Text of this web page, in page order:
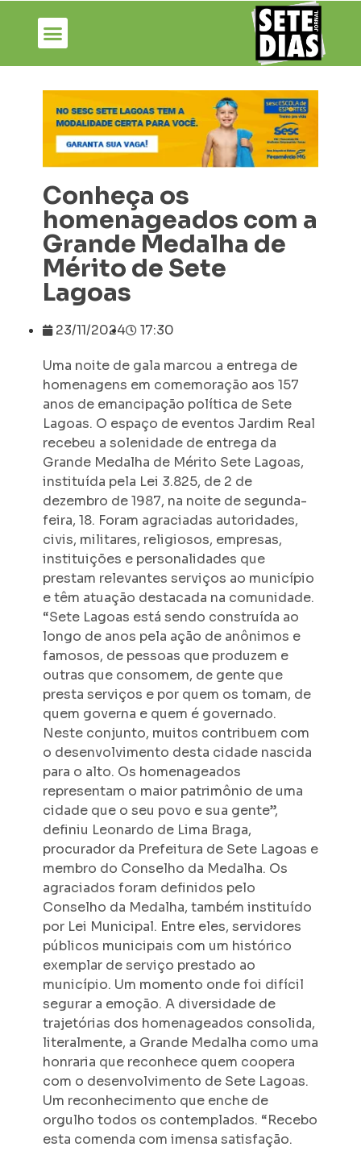
Conheça os
homenageados com a
Grande Medalha de
Mérito de Sete
Lagoas
23/11/2024 17:30
Uma noite de gala marcou a entrega de
homenagens em comemoração aos 157
anos de emancipação política de Sete
Lagoas. O espaço de eventos Jardim Real
recebeu a solenidade de entrega da
Grande Medalha de Mérito Sete Lagoas,
instituída pela Lei 3.825, de 2 de
dezembro de 1987, na noite de segunda-
feira, 18. Foram agraciadas autoridades,
civis, militares, religiosos, empresas,
instituições e personalidades que
prestam relevantes serviços ao município
e têm atuação destacada na comunidade.
“Sete Lagoas está sendo construída ao
longo de anos pela ação de anônimos e
famosos, de pessoas que produzem e
outras que consomem, de gente que
presta serviços e por quem os tomam, de
quem governa e quem é governado.
Neste conjunto, muitos contribuem com
o desenvolvimento desta cidade nascida
para o alto. Os homenageados
representam o maior patrimônio de uma
cidade que o seu povo e sua gente”,
definiu Leonardo de Lima Braga,
procurador da Prefeitura de Sete Lagoas e
membro do Conselho da Medalha. Os
agraciados foram definidos pelo
Conselho da Medalha, também instituído
por Lei Municipal. Entre eles, servidores
públicos municipais com um histórico
exemplar de serviço prestado ao
município. Um momento onde foi difícil
segurar a emoção. A diversidade de
trajetórias dos homenageados consolida,
literalmente, a Grande Medalha como uma
honraria que reconhece quem coopera
com o desenvolvimento de Sete Lagoas.
Um reconhecimento que enche de
orgulho todos os contemplados. “Recebo
esta comenda com imensa satisfação.